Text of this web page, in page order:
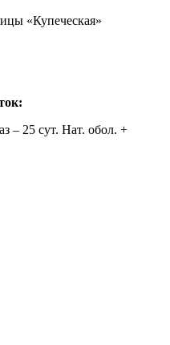
«Купеческая»
– 25 сут. Нат. обол. +